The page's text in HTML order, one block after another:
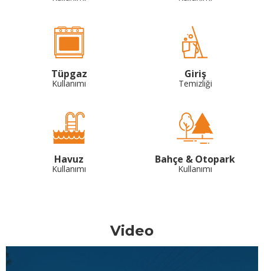
Tüpgaz
Kullanımı
Giriş
Temizliği
Havuz
Kullanımı
Bahçe & Otopark
Kullanımı
Video